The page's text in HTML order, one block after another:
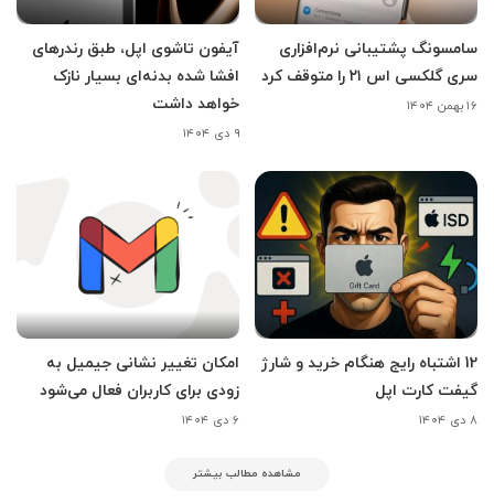
سامسونگ پشتیبانی نرم‌افزاری
سری گلکسی اس ۲۱ را متوقف کرد
۱۶ بهمن ۱۴۰۴
آیفون تاشوی اپل، طبق رندرهای
افشا شده بدنه‌ای بسیار نازک
خواهد داشت
۹ دی ۱۴۰۴
12 اشتباه رایج هنگام خرید و شارژ
گیفت کارت اپل
۸ دی ۱۴۰۴
امکان تغییر نشانی جیمیل به
زودی برای کاربران فعال می‌شود
۶ دی ۱۴۰۴
مشاهده مطالب بیشتر